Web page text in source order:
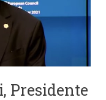
Presidente